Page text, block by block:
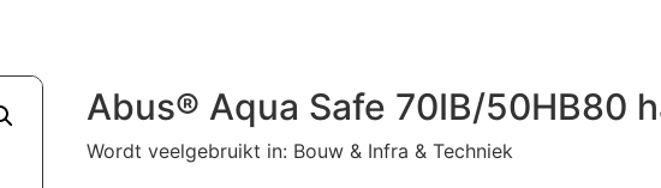
Abus® Aqua Safe 70IB/50HB80
Wordt veelgebruikt in: Bouw & Infra & Techniek